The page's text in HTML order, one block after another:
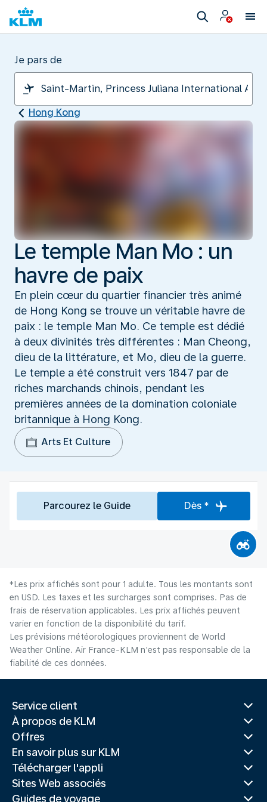
Je pars de
Hong Kong
Le temple Man Mo : un
havre de paix
En plein cœur du quartier financier très animé
de Hong Kong se trouve un véritable havre de
paix : le temple Man Mo. Ce temple est dédié
à deux divinités très différentes : Man Cheong,
dieu de la littérature, et Mo, dieu de la guerre.
Le temple a été construit vers 1847 par de
riches marchands chinois, pendant les
premières années de la domination coloniale
britannique à Hong Kong.
Arts Et Culture
Parcourez le Guide Dès *
*Les prix affichés sont pour 1 adulte. Tous les montants sont
en USD. Les taxes et les surcharges sont comprises. Pas de
frais de réservation applicables. Les prix affichés peuvent
varier en fonction de la disponibilité du tarif.
Les prévisions météorologiques proviennent de World
Weather Online. Air France-KLM n'est pas responsable de la
fiabilité de ces données.
Service client
À propos de KLM
Offres
En savoir plus sur KLM
Télécharger l'appli
Sites Web associés
Guides de voyage